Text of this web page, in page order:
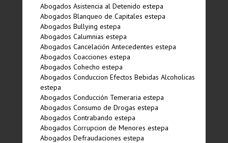
Abogados Asistencia al Detenido estepa
Abogados Blanqueo de Capitales estepa
Abogados Bullying estepa
Abogados Calumnias estepa
Abogados Cancelación Antecedentes estepa
Abogados Coacciones estepa
Abogados Cohecho estepa
Abogados Conduccion Efectos Bebidas Alcoholicas
estepa
Abogados Conducción Temeraria estepa
Abogados Consumo de Drogas estepa
Abogados Contrabando estepa
Abogados Corrupcion de Menores estepa
Abogados Defraudaciones estepa